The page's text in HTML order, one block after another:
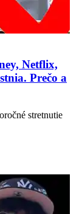
Netflix,
Prečo a
stretnutie